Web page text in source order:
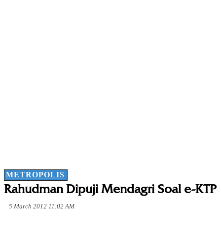
METROPOLIS
Rahudman Dipuji Mendagri Soal e-KTP
5 March 2012 11:02 AM